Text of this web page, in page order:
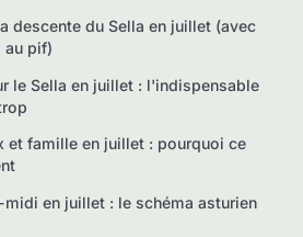
descente du Sella en juillet (avec
au pif)
le Sella en juillet : l'indispensable
et famille en juillet : pourquoi ce
en juillet : le schéma asturien